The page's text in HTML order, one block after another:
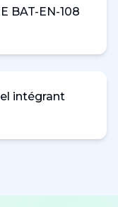
BAT-EN-108
intégrant